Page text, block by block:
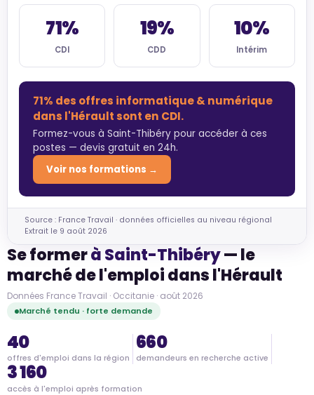
71%
CDI
19%
CDD
10%
Intérim
71% des offres informatique & numérique
dans l'Hérault sont en CDI.
Formez-vous à Saint-Thibéry pour accéder à ces
postes — devis gratuit en 24h.
Voir nos formations →
Source : France Travail · données officielles au niveau régional
Extrait le 9 août 2026
Se formerà Saint-Thibéry— le
marché de l'emploi dans l'Hérault
Données France Travail · Occitanie · août 2026
Marché tendu · forte demande
40
offres d'emploi dans la région
660
demandeurs en recherche active
3 160
accès à l'emploi après formation